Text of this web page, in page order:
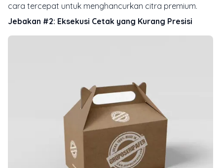
cara tercepat untuk menghancurkan citra premium.
Jebakan #2: Eksekusi Cetak yang Kurang Presisi